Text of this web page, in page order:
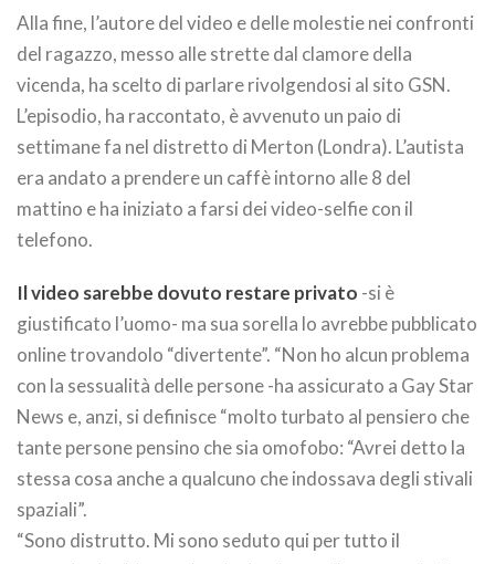
Alla fine, l’autore del video e delle molestie nei confronti
del ragazzo, messo alle strette dal clamore della
vicenda, ha scelto di parlare rivolgendosi al sito GSN.
L’episodio, ha raccontato, è avvenuto un paio di
settimane fa nel distretto di Merton (Londra). L’autista
era andato a prendere un caffè intorno alle 8 del
mattino e ha iniziato a farsi dei video-selfie con il
telefono.
Il video sarebbe dovuto restare privato -si è
giustificato l’uomo- ma sua sorella lo avrebbe pubblicato
online trovandolo “divertente”. “Non ho alcun problema
con la sessualità delle persone -ha assicurato a Gay Star
News e, anzi, si definisce “molto turbato al pensiero che
tante persone pensino che sia omofobo: “Avrei detto la
stessa cosa anche a qualcuno che indossava degli stivali
spaziali”.
“Sono distrutto. Mi sono seduto qui per tutto il